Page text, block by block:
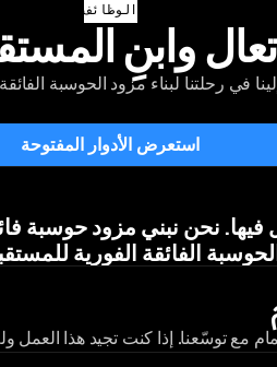
الوظائف
تعال وابنِ
في رحلتنا لبناء مزود الحوسبة
استعرض الأدوار المفتوحة
نحن نبني مزود حوسبةفيها.نحن نبني مزودحوسبة
الفائقة الفورية
مع توسّعنا. إذا كنت تجيد هذا